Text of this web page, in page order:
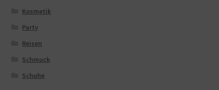
Kosmetik
Party
Reisen
Schmuck
Schuhe